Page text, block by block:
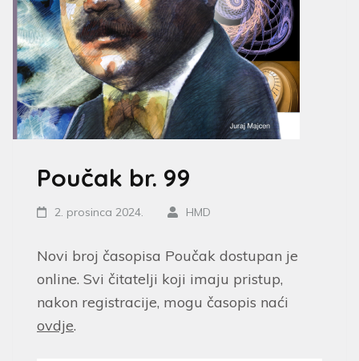
Poučak br. 99
2. prosinca 2024. HMD
Novi broj časopisa Poučak dostupan je
online. Svi čitatelji koji imaju pristup,
nakon registracije, mogu časopis naći
ovdje.